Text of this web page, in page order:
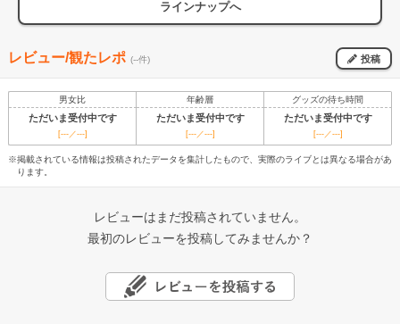
ラインナップへ
レビュー/観たレポ (--件) 投稿
男女比 年齢層 グッズの待ち時間
ただいま受付中です ただいま受付中です ただいま受付中です
[---／---] [---／---] [---／---]
※掲載されている情報は投稿されたデータを集計したもので、実際のライブとは異なる場合があ
ります。
レビューはまだ投稿されていません。
最初のレビューを投稿してみませんか？